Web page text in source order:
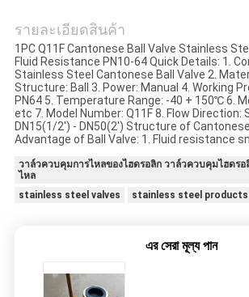
แผนผัง
เว็บไซต์
นโยบาย
ความ
รายละเอียดสินค้า
1PC Q11F Cantonese Ball Valve Stainless
Fluid Resistance PN10-64 Quick Details: 1.
Stainless Steel Cantonese Ball Valve 2.
Structure: Ball 3. Power: Manual 4. Working
PN64 5. Temperature Range: -40 + 150℃ 6.
etc 7. Model Number: Q11F 8. Flow Direction:
DN15(1/2') - DN50(2') Structure of
Advantage of Ball Valve: 1. Fluid resistance
วาล์วควบคุมการไหลของไฮดรอลิก วาล์วควบคุมไฮดร
ไหล
stainless steel valves
stainless steel products
এর সেরা মূল্য পান